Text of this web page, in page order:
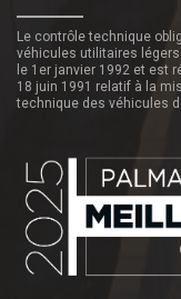
Le contrôle technique
véhicules utilitaires
le 1er janvier 1992 et est
18 juin 1991 relatif à la
technique des véhicules